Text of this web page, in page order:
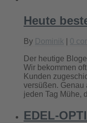
Heute
By Dominik 0
Der heutige
Wir bekommen
Kunden
versüßen. Genau
jeden Tag Mühe,
EDEL-